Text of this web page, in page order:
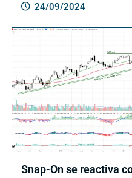
24/09/2024
Snap-On se reactiva